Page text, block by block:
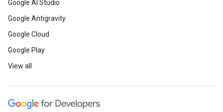
Google AI Studio
Google Antigravity
Google Cloud
Google Play
View all